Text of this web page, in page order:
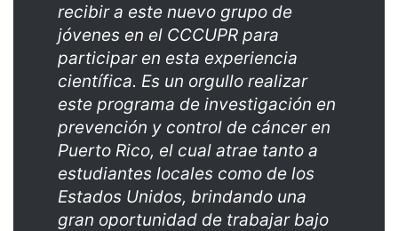
recibir a este nuevo grupo de
jóvenes en el CCCUPR para
participar en esta experiencia
científica. Es un orgullo realizar
este programa de investigación en
prevención y control de cáncer en
Puerto Rico, el cual atrae tanto a
estudiantes locales como de los
Estados Unidos, brindando una
gran oportunidad de trabajar bajo